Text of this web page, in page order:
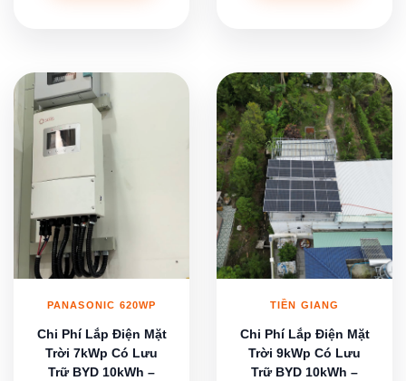
PANASONIC 620WP
Chi Phí Lắp Điện Mặt
Trời 7kWp Có Lưu
Trữ BYD 10kWh –
TIỀN GIANG
Chi Phí Lắp Điện Mặt
Trời 9kWp Có Lưu
Trữ BYD 10kWh –